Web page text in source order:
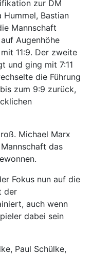
zur DM
Bastian
Mannschaft
Augenhöhe
11:9. Der zweite
und ging mit 7:11
die Führung
zum 9:9 zurück,
Michael Marx
das
Fokus nun auf die
der
auch wenn
dabei sein
Paul Schülke,